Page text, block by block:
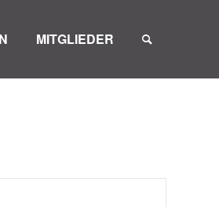
MITGLIEDER